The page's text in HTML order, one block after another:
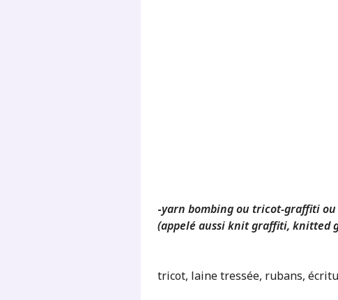
-yarn bombing ou tricot-graffiti
(appelé aussi knit graffiti, knitted
tricot, laine tressée, rubans,